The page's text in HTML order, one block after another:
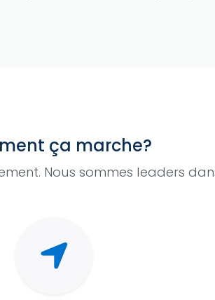
ça marche?
Nous sommes leaders